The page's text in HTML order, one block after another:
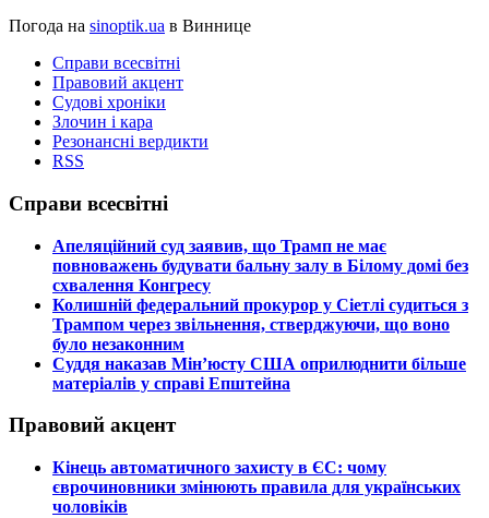
Погода на sinoptik.ua в Виннице
Справи всесвітні
Правовий акцент
Судові хроніки
Злочин і кара
Резонансні вердикти
RSS
Справи всесвітні
​Апеляційний суд заявив, що Трамп не має
повноважень будувати бальну залу в Білому домі без
схвалення Конгресу
​Колишній федеральний прокурор у Сіетлі судиться з
Трампом через звільнення, стверджуючи, що воно
було незаконним
​Суддя наказав Мін’юсту США оприлюднити більше
матеріалів у справі Епштейна
Правовий акцент
​Кінець автоматичного захисту в ЄС: чому
єврочиновники змінюють правила для українських
чоловіків